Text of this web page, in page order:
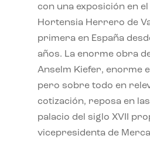
con una exposición en
Hortensia Herrero de
primera en España
años. La enorme obra
Anselm Kiefer, enorme
pero sobre todo en
cotización, reposa en las
palacio del siglo XVII
vicepresidenta de